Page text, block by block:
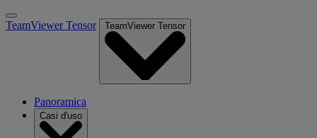
TeamViewer Tensor TeamViewer Tensor
Panoramica
Casi d'uso